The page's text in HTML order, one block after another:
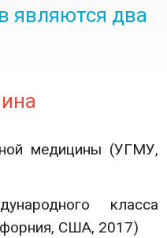
являются два
медицины (УГМУ,
класса
США, 2017)